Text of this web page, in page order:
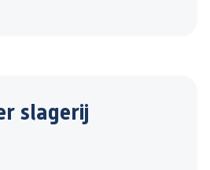
slagerij